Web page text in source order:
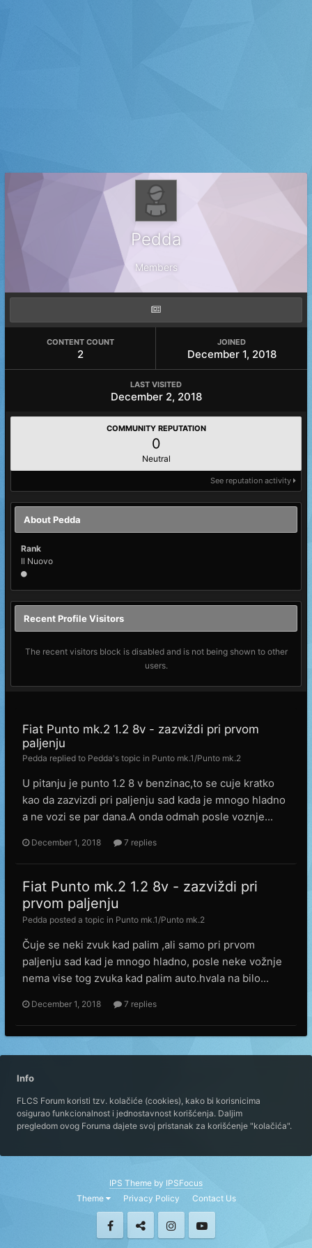
Pedda
Members
CONTENT COUNT
2
JOINED
December 1, 2018
LAST VISITED
December 2, 2018
COMMUNITY REPUTATION
0
Neutral
See reputation activity
About Pedda
Rank
Il Nuovo
Recent Profile Visitors
The recent visitors block is disabled and is not being shown to other
users.
Fiat Punto mk.2 1.2 8v - zazviždi pri prvom
paljenju
Pedda replied to Pedda's topic in Punto mk.1/Punto mk.2
U pitanju je punto 1.2 8 v benzinac,to se cuje kratko
kao da zazvizdi pri paljenju sad kada je mnogo hladno
a ne vozi se par dana.A onda odmah posle voznje...
December 1, 2018 7 replies
Fiat Punto mk.2 1.2 8v - zazviždi pri
prvom paljenju
Pedda posted a topic in Punto mk.1/Punto mk.2
Čuje se neki zvuk kad palim ,ali samo pri prvom
paljenju sad kad je mnogo hladno, posle neke vožnje
nema vise tog zvuka kad palim auto.hvala na bilo...
December 1, 2018 7 replies
Info
FLCS Forum koristi tzv. kolačiće (cookies), kako bi korisnicima
osigurao funkcionalnost i jednostavnost korišćenja. Daljim
pregledom ovog Foruma dajete svoj pristanak za korišćenje "kolačića".
IPS Theme by IPSFocus
Theme
Privacy Policy Contact Us